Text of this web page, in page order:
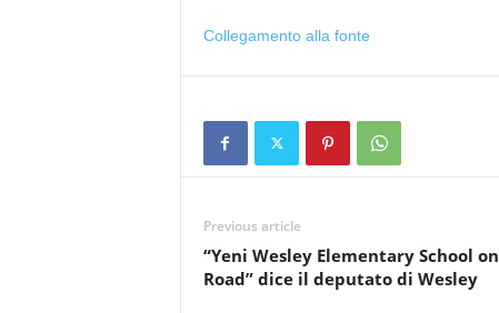
Collegamento alla fonte
Previous article
“Yeni Wesley Elementary School
Road” dice il deputato di Wesley